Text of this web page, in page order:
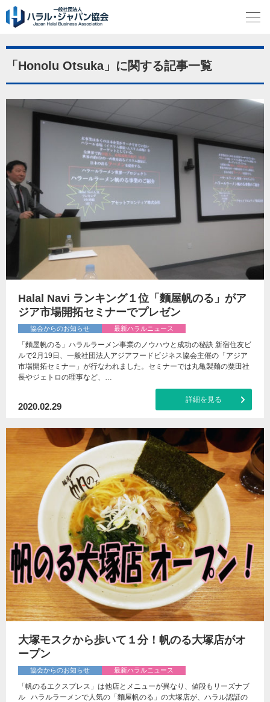
「Honolu Otsuka」に関する記事一覧
Halal Navi ランキング１位「麵屋帆のる」がア
ジア市場開拓セミナーでプレゼン
協会からのお知らせ 最新ハラルニュース
「麵屋帆のる」ハラルラーメン事業のノウハウと成功の秘訣 新宿住友ビ
ルで2月19日、一般社団法人アジアフードビジネス協会主催の「アジア
市場開拓セミナー」が行なわれました。セミナーでは丸亀製麺の粟田社
長やジェトロの理事など、…
2020.02.29
詳細を見る
大塚モスクから歩いて１分！帆のる大塚店がオ
ープン
協会からのお知らせ 最新ハラルニュース
「帆のるエクスプレス」は他店とメニューが異なり、値段もリーズナブ
ル ハラルラーメンで人気の「麵屋帆のる」の大塚店が、ハラル認証の